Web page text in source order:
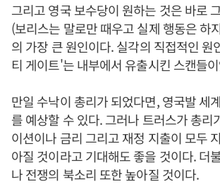
그리고 영국 보수당이 원하는 것은 바로
(보리스는 말로만 때우고 실제 행동은 하
의 가장 큰 원인이다. 실각의 직접적인 원
티 게이트'는 내부에서 유출시킨 스캔들
만일 수낙이 총리가 되었다면, 영국발 세
를 예상할 수 있다. 그러나 트러스가 총리
이션이나 금리 그리고 재정 지출이 모두
아질 것이라고 기대해도 좋을 것이다. 더
나 전쟁의 북소리 또한 높아질 것이다.